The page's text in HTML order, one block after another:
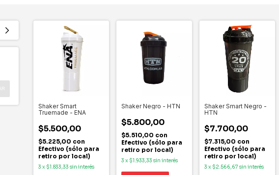
Shaker Smart
Truemade - ENA
$5.500,00
$5.225,00 con
Efectivo (sólo para
retiro por local)
3 x $1.833,33 sin interés
Shaker Negro - HTN
$5.800,00
$5.510,00 con
Efectivo (sólo para
retiro por local)
3 x $1.933,33 sin interés
Shaker Smart Negro -
HTN
$7.700,00
$7.315,00 con
Efectivo (sólo para
retiro por local)
3 x $2.566,67 sin interés